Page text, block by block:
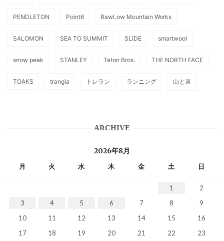
PENDLETON Point6 RawLow Mountain Works
SALOMON SEA TO SUMMIT SLIDE smartwool
snow peak STANLEY Teton Bros. THE NORTH FACE
TOAKS trangia トレラン ランニング 山と道
ARCHIVE
2026年8月
月 火 水 木 金 土 日
1
2
3
4 5 6 7 8
9
10
11 12 13 14 15
16
17
18 19 20 21 22 23